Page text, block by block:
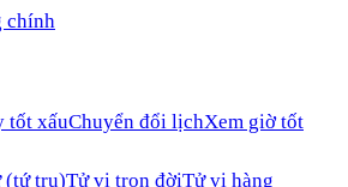
chính
tốt xấuChuyển đổi lịchXem giờ tốt
(tứ trụ)Tử vi trọn đờiTử vi hàng